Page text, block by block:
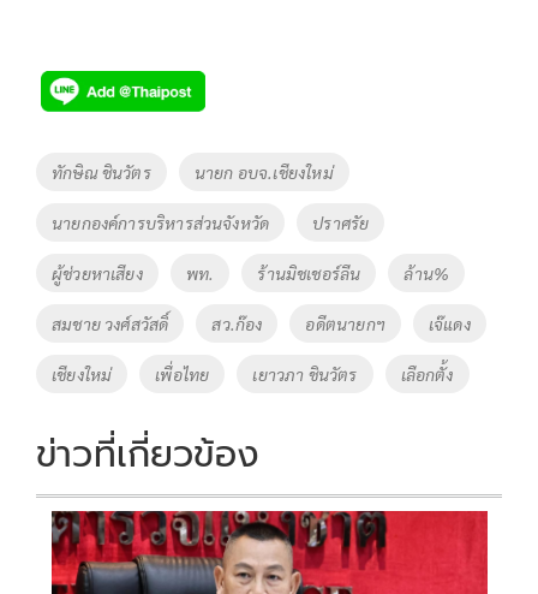
Tags
ทักษิณ ชินวัตร นายก อบจ.เชียงใหม่
นายกองค์การบริหารส่วนจังหวัด ปราศรัย
ผู้ช่วยหาเสียง พท. ร้านมิชเชอร์ลีน ล้าน%
สมชาย วงศ์สวัสดิ์ สว.ก๊อง อดีตนายกฯ เจ๊แดง
เชียงใหม่ เพื่อไทย เยาวภา ชินวัตร เลือกตั้ง
ข่าวที่เกี่ยวข้อง